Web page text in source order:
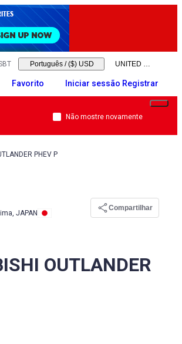
Português / ($) USD
Favorito Iniciar sessão Registrar
Não mostre novamente
PHEV P
OUTLANDER
JAPAN
Compartilhar